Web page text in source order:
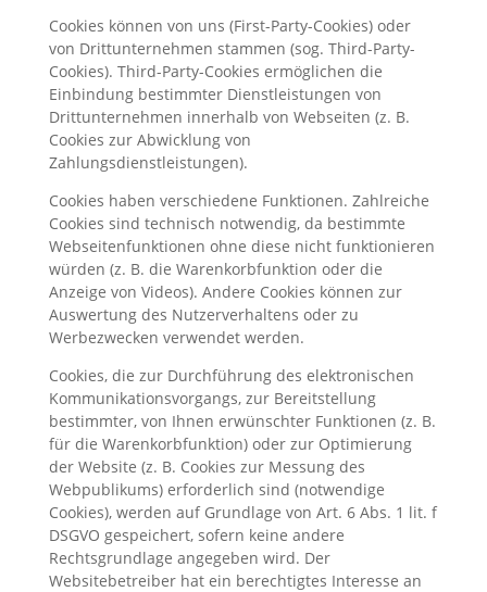
Cookies können von uns (First-Party-Cookies) oder
von Drittunternehmen stammen (sog. Third-Party-
Cookies). Third-Party-Cookies ermöglichen die
Einbindung bestimmter Dienstleistungen von
Drittunternehmen innerhalb von Webseiten (z. B.
Cookies zur Abwicklung von
Zahlungsdienstleistungen).
Cookies haben verschiedene Funktionen. Zahlreiche
Cookies sind technisch notwendig, da bestimmte
Webseitenfunktionen ohne diese nicht funktionieren
würden (z. B. die Warenkorbfunktion oder die
Anzeige von Videos). Andere Cookies können zur
Auswertung des Nutzerverhaltens oder zu
Werbezwecken verwendet werden.
Cookies, die zur Durchführung des elektronischen
Kommunikationsvorgangs, zur Bereitstellung
bestimmter, von Ihnen erwünschter Funktionen (z. B.
für die Warenkorbfunktion) oder zur Optimierung
der Website (z. B. Cookies zur Messung des
Webpublikums) erforderlich sind (notwendige
Cookies), werden auf Grundlage von Art. 6 Abs. 1 lit. f
DSGVO gespeichert, sofern keine andere
Rechtsgrundlage angegeben wird. Der
Websitebetreiber hat ein berechtigtes Interesse an